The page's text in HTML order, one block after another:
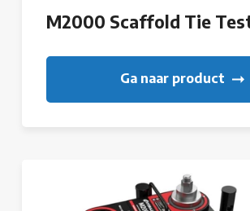
M2000 Scaffold Tie
Ga naar product